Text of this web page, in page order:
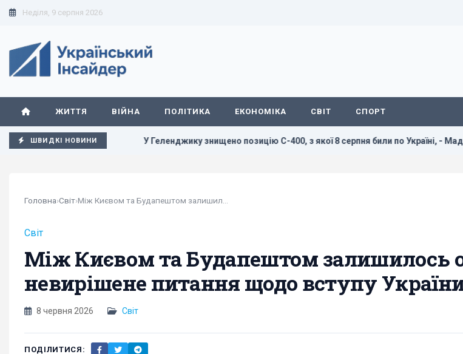
Неділя, 9 серпня 2026
ЖИТТЯ ВІЙНА ПОЛІТИКА ЕКОНОМІКА СВІТ СПОРТ
ШВИДКІ НОВИНИ
війни У Геленджику знищено позицію С-400, з якої 8 серпня били по Україні, - Мадяр
Головна›Світ›
Світ
Між Києвом та Будапештом залишилось
невирішене питання щодо вступу
8 червня 2026 Світ
ПОДІЛИТИСЯ: